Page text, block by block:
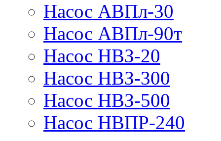
Насос АВПл-30
Насос АВПл-90т
Насос НВЗ-20
Насос НВЗ-300
Насос НВЗ-500
Насос НВПР-240